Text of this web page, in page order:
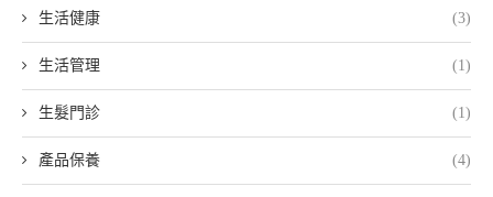
生活健康 (3)
生活管理 (1)
生髮門診 (1)
產品保養 (4)